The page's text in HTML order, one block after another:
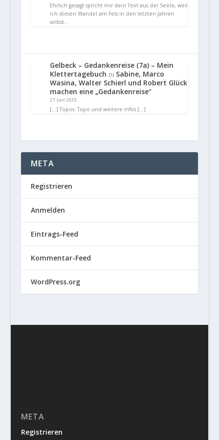
Ehrlich gesagt spricht mir dein Text aus der Seele, weil
ich diesen Wandel am Fels in den letzten Jahren
selbst…
Gelbeck – Gedankenreise (7a) – Mein
Klettertagebuch zu Sabine, Marco
Wasina, Walter Schierl und Robert Glück
machen eine „Gedankenreise“
27. Juni 2025
[…] Topos: Topo und weitere Infos […]
META
Registrieren
Anmelden
Eintrags-Feed
Kommentar-Feed
WordPress.org
META
Registrieren